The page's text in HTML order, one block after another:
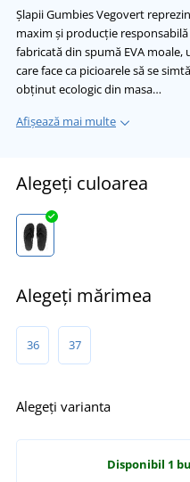
Șlapii Gumbies Vegovert
maxim și producție
fabricată din spumă EVA
care face ca picioarele să se
obținut ecologic din masa…
Afișează mai multe
Alegeți culoarea
Alegeți mărimea
36 37
Alegeți varianta
Disponibil 1